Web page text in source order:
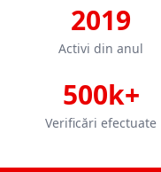
2019
Activi din anul
500k+
Verificări efectuate